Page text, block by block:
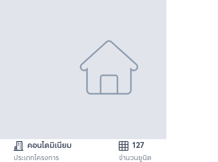
คอนโดมิเนียม
ประเภทโครงการ
127
จำนวนยูนิต